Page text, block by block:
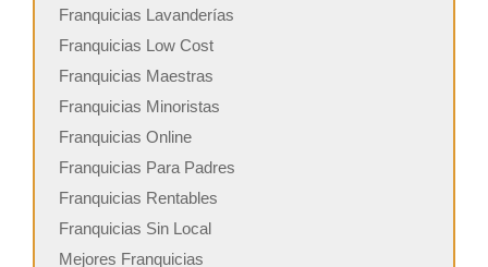
Franquicias Lavanderías
Franquicias Low Cost
Franquicias Maestras
Franquicias Minoristas
Franquicias Online
Franquicias Para Padres
Franquicias Rentables
Franquicias Sin Local
Mejores Franquicias